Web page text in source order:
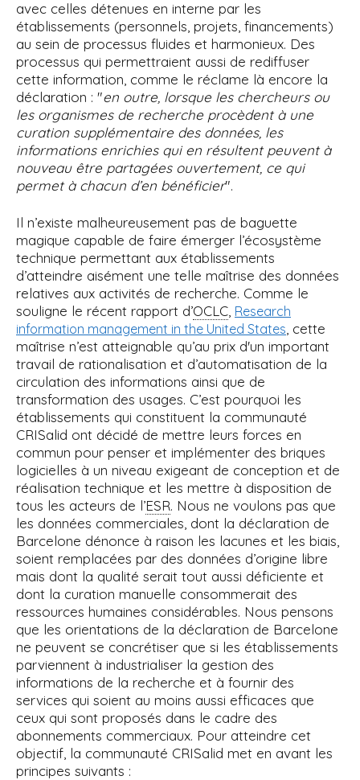
avec celles détenues en interne par les
établissements (personnels, projets, financements)
au sein de processus fluides et harmonieux. Des
processus qui permettraient aussi de rediffuser
cette information, comme le réclame là encore la
déclaration : "en outre, lorsque les chercheurs ou
les organismes de recherche procèdent à une
curation supplémentaire des données, les
informations enrichies qui en résultent peuvent à
nouveau être partagées ouvertement, ce qui
permet à chacun d’en bénéficier".
Il n’existe malheureusement pas de baguette
magique capable de faire émerger l’écosystème
technique permettant aux établissements
d’atteindre aisément une telle maîtrise des données
relatives aux activités de recherche. Comme le
souligne le récent rapport d’OCLC Research
information management in the United States , cette
maîtrise n’est atteignable qu’au prix d'un important
travail de rationalisation et d’automatisation de la
circulation des informations ainsi que de
transformation des usages. C’est pourquoi les
établissements qui constituent la communauté
CRISalid ont décidé de mettre leurs forces en
commun pour penser et implémenter des briques
logicielles à un niveau exigeant de conception et de
réalisation technique et les mettre à disposition de
tous les acteurs de l’ESR. Nous ne voulons pas que
les données commerciales, dont la déclaration de
Barcelone dénonce à raison les lacunes et les biais,
soient remplacées par des données d’origine libre
mais dont la qualité serait tout aussi déficiente et
dont la curation manuelle consommerait des
ressources humaines considérables. Nous pensons
que les orientations de la déclaration de Barcelone
ne peuvent se concrétiser que si les établissements
parviennent à industrialiser la gestion des
informations de la recherche et à fournir des
services qui soient au moins aussi efficaces que
ceux qui sont proposés dans le cadre des
abonnements commerciaux. Pour atteindre cet
objectif, la communauté CRISalid met en avant les
principes suivants :